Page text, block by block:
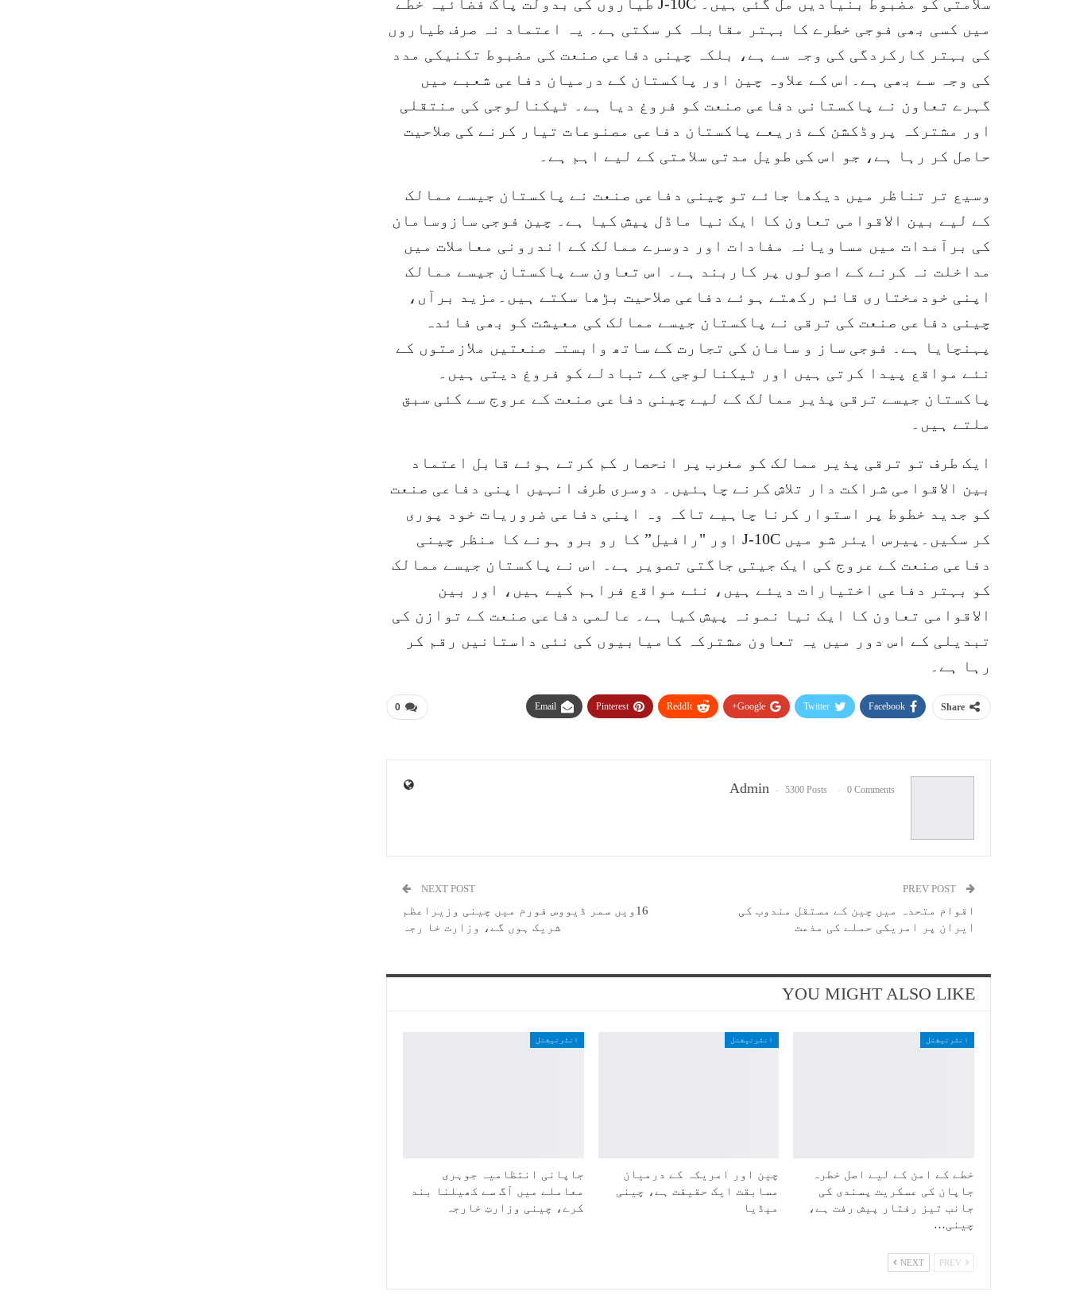
میں کسی بھی فوجی خطرے کا بہتر مقابلہ کر سکتی ہے۔ یہ اعتماد نہ صرف طیاروں
کی بہتر کارکردگی کی وجہ سے ہے، بلکہ چینی دفاعی صنعت کی مضبوط تکنیکی مدد
کی وجہ سے بھی ہے۔اس کے علاوہ چین اور پاکستان کے درمیان دفاعی شعبے میں
گہرے تعاون نے پاکستانی دفاعی صنعت کو فروغ دیا ہے۔ ٹیکنالوجی کی منتقلی
اور مشترکہ پروڈکشن کے ذریعے پاکستان دفاعی مصنوعات تیار کرنے کی صلاحیت
حاصل کر رہا ہے، جو اس کی طویل مدتی سلامتی کے لیے اہم ہے۔
وسیع تر تناظر میں دیکھا جائے تو چینی دفاعی صنعت نے پاکستان جیسے ممالک
کے لیے بین الاقوامی تعاون کا ایک نیا ماڈل پیش کیا ہے۔ چین فوجی سازوسامان
کی برآمدات میں مساویانہ مفادات اور دوسرے ممالک کے اندرونی معاملات میں
مداخلت نہ کرنے کے اصولوں پر کاربند ہے۔ اس تعاون سے پاکستان جیسے ممالک
اپنی خودمختاری قائم رکھتے ہوئے دفاعی صلاحیت بڑھا سکتے ہیں۔مزید برآں،
چینی دفاعی صنعت کی ترقی نے پاکستان جیسے ممالک کی معیشت کو بھی فائدہ
پہنچایا ہے۔ فوجی ساز و سامان کی تجارت کے ساتھ وابستہ صنعتیں ملازمتوں کے
نئے مواقع پیدا کرتی ہیں اور ٹیکنالوجی کے تبادلے کو فروغ دیتی ہیں۔
پاکستان جیسے ترقی پذیر ممالک کے لیے چینی دفاعی صنعت کے عروج سے کئی سبق
ملتے ہیں۔
ایک طرف تو ترقی پذیر ممالک کو مغرب پر انحصار کم کرتے ہوئے قابل اعتماد
بین الاقوامی شراکت دار تلاش کرنے چاہئیں۔ دوسری طرف انہیں اپنی دفاعی صنعت
کو جدید خطوط پر استوار کرنا چاہیے تاکہ وہ اپنی دفاعی ضروریات خود پوری
کر سکیں۔پیرس ایئر شو میں J-10C اور "رافیل” کا رو برو ہونے کا منظر چینی
دفاعی صنعت کے عروج کی ایک جیتی جاگتی تصویر ہے۔ اس نے پاکستان جیسے ممالک
کو بہتر دفاعی اختیارات دیئے ہیں، نئے مواقع فراہم کیے ہیں، اور بین
الاقوامی تعاون کا ایک نیا نمونہ پیش کیا ہے۔ عالمی دفاعی صنعت کے توازن کی
تبدیلی کے اس دور میں یہ تعاون مشترکہ کامیابیوں کی نئی داستانیں رقم کر
رہا ہے۔
0 Share
Facebook
Twitter
Google+
ReddIt
Pinterest
Email
Admin 5300 Posts 0 Comments
اقوام متحدہ میں چین کے مستقل مندوب کی
ایران پر امریکی حملے کی مذمت
NEXT POST
16ویں سمر ڈیووس فورم میں چینی وزیراعظم
شریک ہوں گے، وزارت خا رجہ
YOU MIGHT ALSO LIKE
انٹرنیشنل
خطے کے امن کے لیے اصل خطرہ
جاپان کی عسکریت پسندی کی
جانب تیز رفتار پیش رفت ہے،
چینی…
انٹرنیشنل
چین اور امریکہ کے درمیان
مسابقت ایک حقیقت ہے، چینی
میڈیا
انٹرنیشنل
جاپانی انتظامیہ جوہری
معاملے میں آگ سے کھیلنا بند
کرے، چینی وزارتِ خارجہ
NEXT